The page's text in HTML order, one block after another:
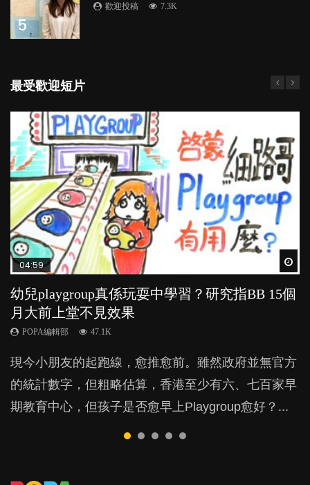
5
歡迎投稿 7.3K
最受歡迎短片
04:59
幼兒playgroup真係玩耍中學習？研究指BB 15個
月大前上堂不見效果
POPA編輯部 47.1K
現今小朋友的起跑線，愈推愈前。雖然政府並無官方
的統計數字，但粗略估算，香港至少有六、七百家早
期教育中心，但孩子是否愈早上Playgroup愈好？...
03:39
幼稚園遊戲課 如何刺激幼兒自發學習取代獎勵
與懲罰？
POPA編輯部 33.1K
由美國學者所創的 tools of the mind 課程，學生以遊
戲方式學習，學術能力和自制能力亦明顯比其他小朋
友優勝，到底這課程有何特別之處？...
03:02
老公患產後憂鬱症對BB的影響
POPA編輯部 15.9K
鬱，影響日常生活，嚴重的甚至會有自殺，或傷害小
朋友的念頭。但為何爸爸患上產後抑鬱往往難以察
覺？...
04:06
全職好？在職好？｜全職媽媽與在職媽媽的壓
力與價值
POPA編輯部 25.8K
許多媽媽心底可能都有一刻掙扎過：究竟全職好，還
是在職好。雖說每個家庭都有自己的獨特狀況和考慮
因素，但原來全職和在職媽媽所養育的子女其實都各
04:18
凡事以BB為中心，就係好爸媽？｜別忽視父母
的身心虛耗
POPA編輯部 31.5K
父母日夜無間、身心俱疲地照顧BB，如何做到正向
教養？部份父母更會為了小朋友放棄自己的嗜好、減
少出席朋友聚會等等，你以為會換來美好的親子關